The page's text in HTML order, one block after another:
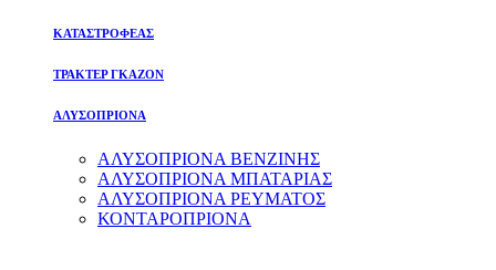
ΚΑΤΑΣΤΡΟΦΕΑΣ
ΤΡΑΚΤΕΡ ΓΚΑΖΟΝ
ΑΛΥΣΟΠΡΙΟΝΑ
ΑΛΥΣΟΠΡΙΟΝΑ ΒΕΝΖΙΝΗΣ
ΑΛΥΣΟΠΡΙΟΝΑ ΜΠΑΤΑΡΙΑΣ
ΑΛΥΣΟΠΡΙΟΝΑ ΡΕΥΜΑΤΟΣ
ΚΟΝΤΑΡΟΠΡΙΟΝΑ